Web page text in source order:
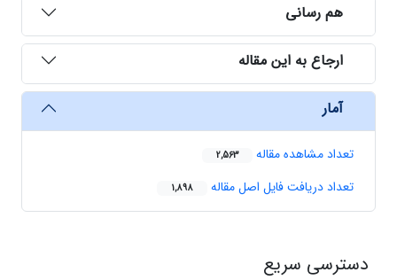
هم رسانی
ارجاع به این مقاله
آمار
تعداد مشاهده مقاله 2,563
تعداد دریافت فایل اصل مقاله 1,898
دسترسی سریع